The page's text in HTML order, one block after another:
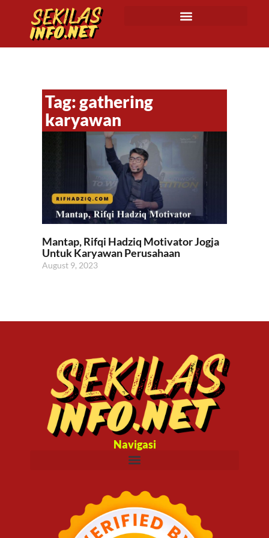
Tag: gathering
karyawan
Mantap, Rifqi Hadziq Motivator Jogja
Untuk Karyawan Perusahaan
August 9, 2023
Navigasi